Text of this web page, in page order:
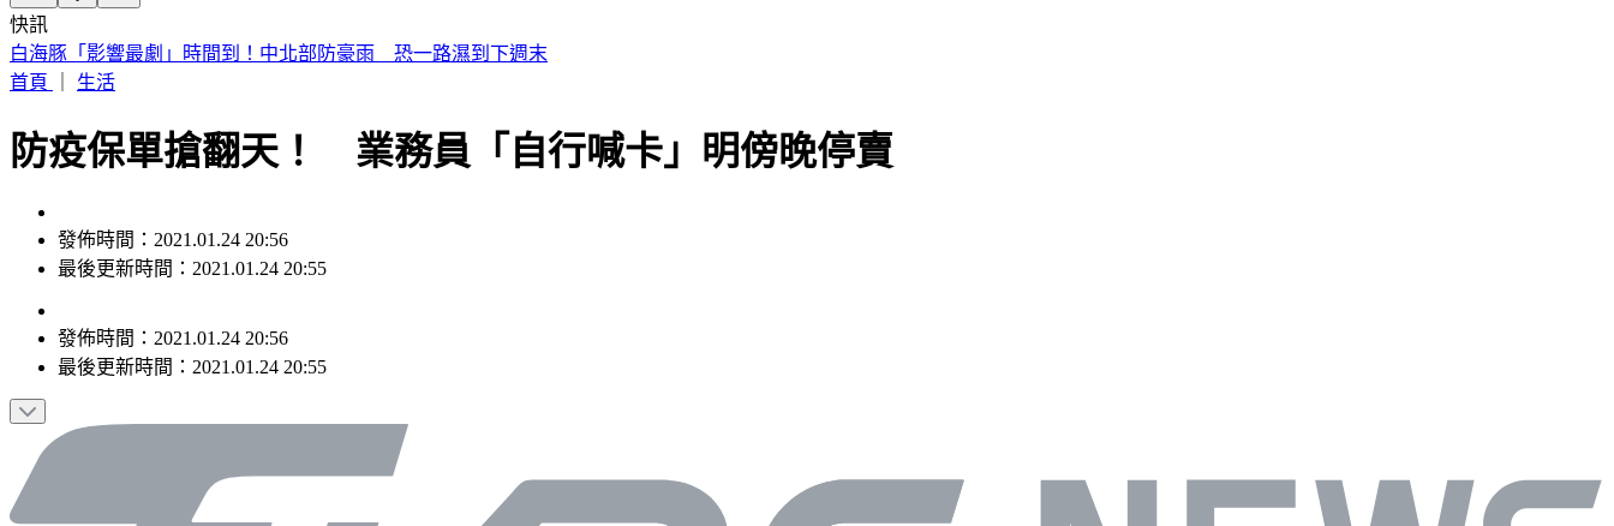
快訊
快訊／白海豚颱風假！連江縣宣布9日停止上班上課
首頁
生活
防疫保單搶翻天！ 業務員「自行喊卡」明傍晚停賣
發佈時間：2021.01.24 20:56
最後更新時間：2021.01.24 20:55
發佈時間： 2021.01.24 20:56
最後更新時間： 2021.01.24 20:55